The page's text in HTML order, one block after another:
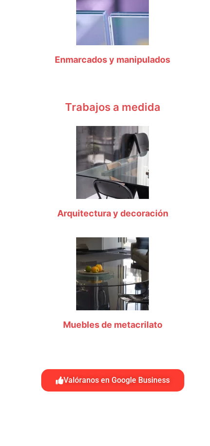
Enmarcados y manipulados
Trabajos a medida
Arquitectura y decoración
Muebles de metacrilato
Valóranos en Google Business